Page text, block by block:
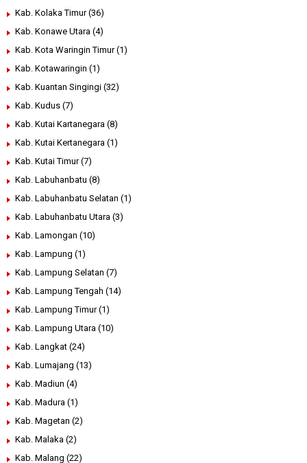
Kab. Kolaka Timur (36)
Kab. Konawe Utara (4)
Kab. Kota Waringin Timur (1)
Kab. Kotawaringin (1)
Kab. Kuantan Singingi (32)
Kab. Kudus (7)
Kab. Kutai Kartanegara (8)
Kab. Kutai Kertanegara (1)
Kab. Kutai Timur (7)
Kab. Labuhanbatu (8)
Kab. Labuhanbatu Selatan (1)
Kab. Labuhanbatu Utara (3)
Kab. Lamongan (10)
Kab. Lampung (1)
Kab. Lampung Selatan (7)
Kab. Lampung Tengah (14)
Kab. Lampung Timur (1)
Kab. Lampung Utara (10)
Kab. Langkat (24)
Kab. Lumajang (13)
Kab. Madiun (4)
Kab. Madura (1)
Kab. Magetan (2)
Kab. Malaka (2)
Kab. Malang (22)